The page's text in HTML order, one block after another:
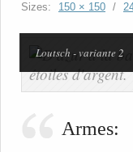
Sizes: 150 × 150 /
Loutsch - variante 2
Armes: